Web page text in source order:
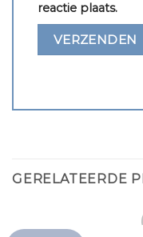
reactie plaats.
GERELATEERDE